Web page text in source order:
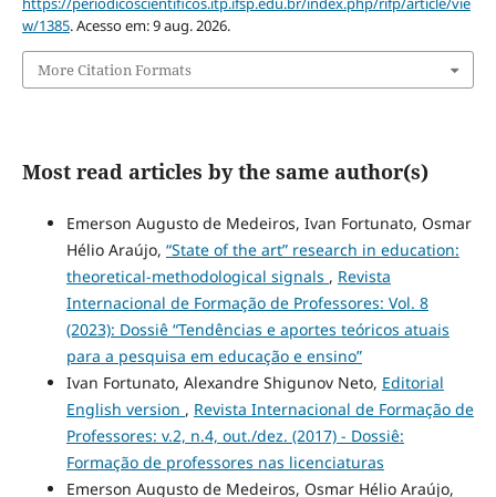
w/1385. Acesso em: 9 aug. 2026.
More Citation Formats
Most read articles by the same author(s)
Emerson Augusto de Medeiros, Ivan Fortunato, Osmar
Hélio Araújo, “State of the art” research in education:
theoretical-methodological signals , Revista
Internacional de Formação de Professores: Vol. 8
(2023): Dossiê “Tendências e aportes teóricos atuais
para a pesquisa em educação e ensino”
Ivan Fortunato, Alexandre Shigunov Neto, Editorial
English version , Revista Internacional de Formação de
Professores: v.2, n.4, out./dez. (2017) - Dossiê:
Formação de professores nas licenciaturas
Emerson Augusto de Medeiros, Osmar Hélio Araújo,